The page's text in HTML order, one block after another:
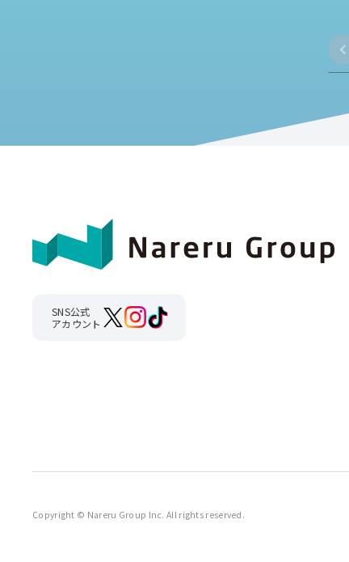
SNS公式
アカウント
Copyright © Nareru Group Inc. All rights reserved.